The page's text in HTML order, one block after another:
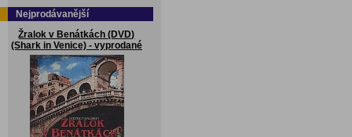
Nejprodávanější
Žralok v Benátkách (DVD)
(Shark in Venice) - vyprodané